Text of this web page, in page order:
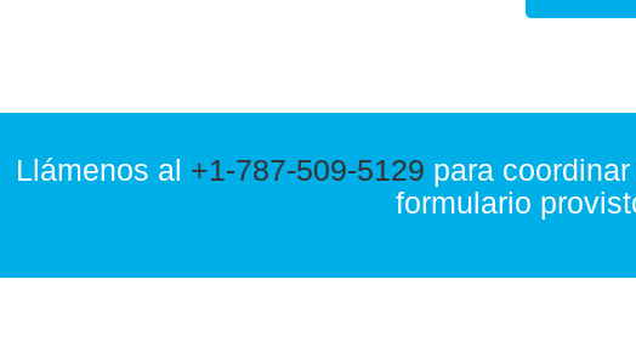
Llámenos al +1-787-509-5129 para
formulario